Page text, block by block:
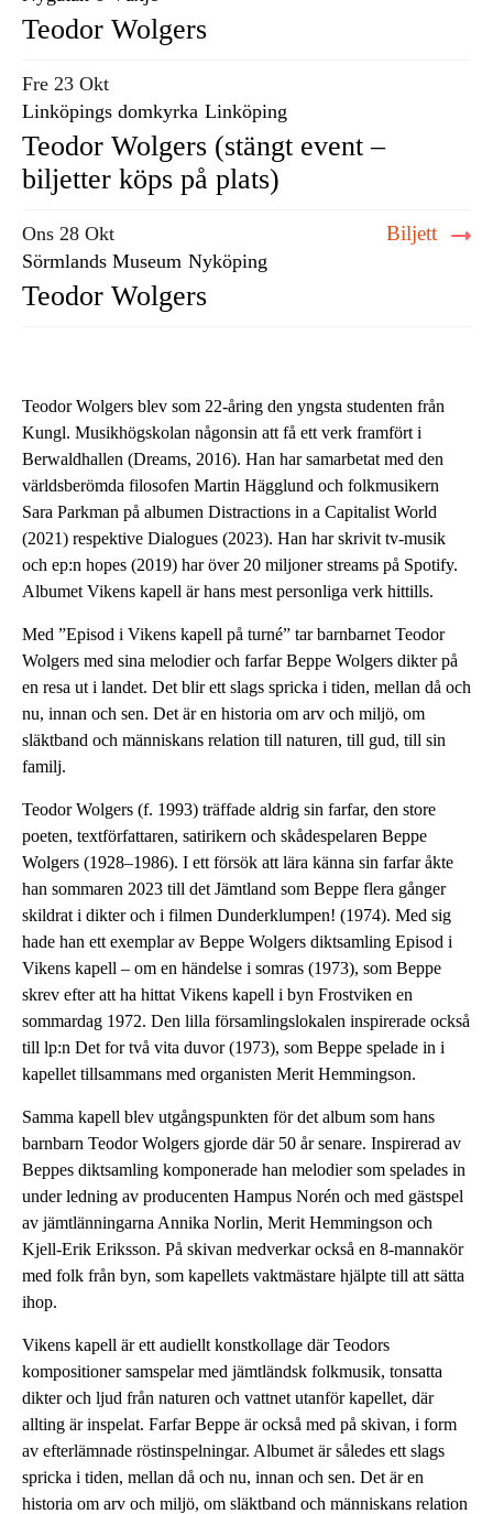
Teodor Wolgers
Fre 23 Okt
Linköpings domkyrka Linköping
Teodor Wolgers (stängt event –
biljetter köps på plats)
Ons 28 Okt
Sörmlands Museum Nyköping
Biljett
Teodor Wolgers
Teodor Wolgers blev som 22-åring den yngsta studenten från
Kungl. Musikhögskolan någonsin att få ett verk framfört i
Berwaldhallen (Dreams, 2016). Han har samarbetat med den
världsberömda filosofen Martin Hägglund och folkmusikern
Sara Parkman på albumen Distractions in a Capitalist World
(2021) respektive Dialogues (2023). Han har skrivit tv-musik
och ep:n hopes (2019) har över 20 miljoner streams på Spotify.
Albumet Vikens kapell är hans mest personliga verk hittills.
Med ”Episod i Vikens kapell på turné” tar barnbarnet Teodor
Wolgers med sina melodier och farfar Beppe Wolgers dikter på
en resa ut i landet. Det blir ett slags spricka i tiden, mellan då och
nu, innan och sen. Det är en historia om arv och miljö, om
släktband och människans relation till naturen, till gud, till sin
familj.
Teodor Wolgers (f. 1993) träffade aldrig sin farfar, den store
poeten, textförfattaren, satirikern och skådespelaren Beppe
Wolgers (1928–1986). I ett försök att lära känna sin farfar åkte
han sommaren 2023 till det Jämtland som Beppe flera gånger
skildrat i dikter och i filmen Dunderklumpen! (1974). Med sig
hade han ett exemplar av Beppe Wolgers diktsamling Episod i
Vikens kapell – om en händelse i somras (1973), som Beppe
skrev efter att ha hittat Vikens kapell i byn Frostviken en
sommardag 1972. Den lilla församlingslokalen inspirerade också
till lp:n Det for två vita duvor (1973), som Beppe spelade in i
kapellet tillsammans med organisten Merit Hemmingson.
Samma kapell blev utgångspunkten för det album som hans
barnbarn Teodor Wolgers gjorde där 50 år senare. Inspirerad av
Beppes diktsamling komponerade han melodier som spelades in
under ledning av producenten Hampus Norén och med gästspel
av jämtlänningarna Annika Norlin, Merit Hemmingson och
Kjell-Erik Eriksson. På skivan medverkar också en 8-mannakör
med folk från byn, som kapellets vaktmästare hjälpte till att sätta
ihop.
Vikens kapell är ett audiellt konstkollage där Teodors
kompositioner samspelar med jämtländsk folkmusik, tonsatta
dikter och ljud från naturen och vattnet utanför kapellet, där
allting är inspelat. Farfar Beppe är också med på skivan, i form
av efterlämnade röstinspelningar. Albumet är således ett slags
spricka i tiden, mellan då och nu, innan och sen. Det är en
historia om arv och miljö, om släktband och människans relation